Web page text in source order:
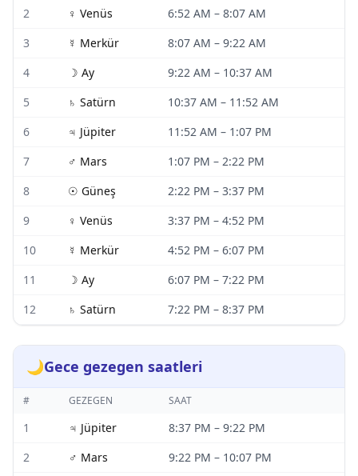
2
♀ Venüs 6:52 AM – 8:07 AM
3
☿ Merkür 8:07 AM – 9:22 AM
4
☽ Ay 9:22 AM – 10:37 AM
5
♄ Satürn 10:37 AM – 11:52 AM
6
♃ Jüpiter 11:52 AM – 1:07 PM
7
♂ Mars 1:07 PM – 2:22 PM
8
☉ Güneş 2:22 PM – 3:37 PM
9
♀ Venüs 3:37 PM – 4:52 PM
10
☿ Merkür 4:52 PM – 6:07 PM
11
☽ Ay 6:07 PM – 7:22 PM
12
♄ Satürn 7:22 PM – 8:37 PM
🌙Gece gezegen saatleri
# GEZEGEN SAAT
1 ♃ Jüpiter 8:37 PM – 9:22 PM
2
♂ Mars 9:22 PM – 10:07 PM